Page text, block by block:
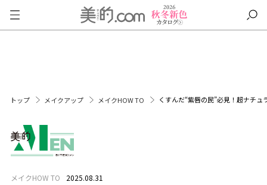
トップ メイクアップ メイクHOW TO くすんだ“紫唇の民”必見！超ナチ
メイクHOW TO 2025.08.31